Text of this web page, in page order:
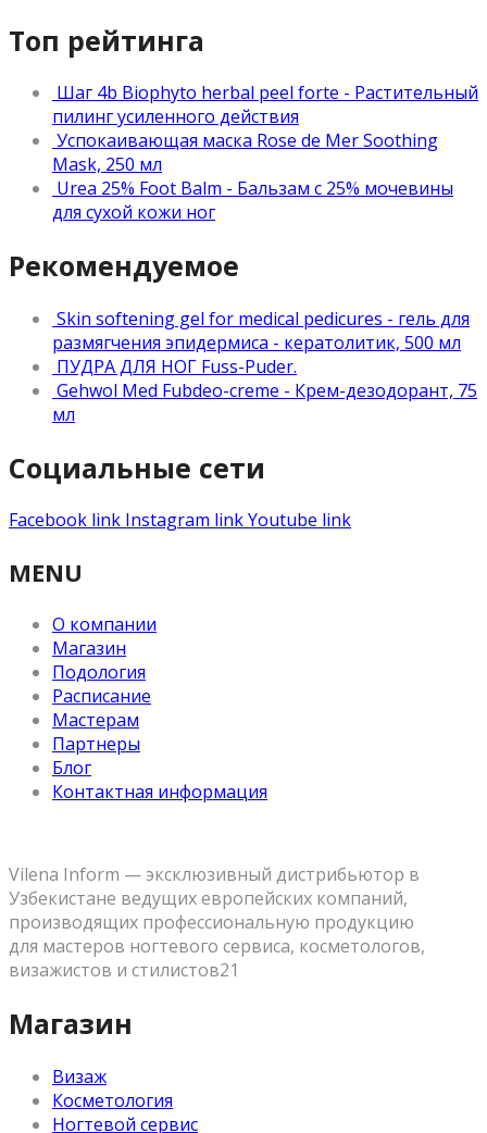
Топ рейтинга
Шаг 4b Biophyto herbal peel forte - Растительный
пилинг усиленного действия
Успокаивающая маска Rose de Mer Soothing
Mask, 250 мл
Urea 25% Foot Balm - Бальзам с 25% мочевины
для сухой кожи ног
Рекомендуемое
Skin softening gel for medical pedicures - гель для
размягчения эпидермиса - кератолитик, 500 мл
ПУДРА ДЛЯ НОГ Fuss-Puder.
Gehwol Med Fubdeo-creme - Крем-дезодорант, 75
мл
Социальные сети
Facebook link Instagram linkYoutube link
MENU
О компании
Магазин
Подология
Расписание
Мастерам
Партнеры
Блог
Контактная информация
Vilena Inform — эксклюзивный дистрибьютор в
Узбекистане ведущих европейских компаний,
производящих профессиональную продукцию
для мастеров ногтевого сервиса, косметологов,
визажистов и стилистов21
Магазин
Визаж
Косметология
Ногтевой сервис